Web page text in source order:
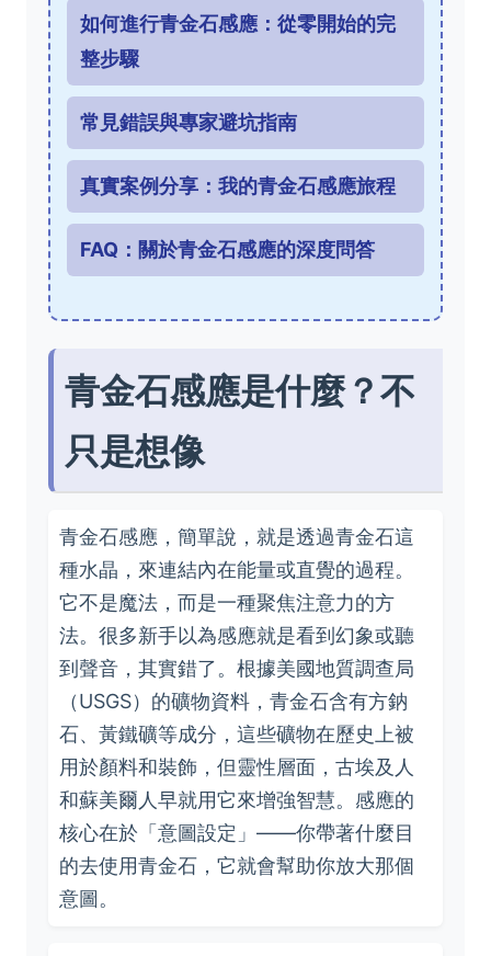
如何進行青金石感應：從零開始的完
整步驟
常見錯誤與專家避坑指南
真實案例分享：我的青金石感應旅程
FAQ：關於青金石感應的深度問答
青金石感應是什麼？不
只是想像
青金石感應，簡單說，就是透過青金石這
種水晶，來連結內在能量或直覺的過程。
它不是魔法，而是一種聚焦注意力的方
法。很多新手以為感應就是看到幻象或聽
到聲音，其實錯了。根據美國地質調查局
（USGS）的礦物資料，青金石含有方鈉
石、黃鐵礦等成分，這些礦物在歷史上被
用於顏料和裝飾，但靈性層面，古埃及人
和蘇美爾人早就用它來增強智慧。感應的
核心在於「意圖設定」——你帶著什麼目
的去使用青金石，它就會幫助你放大那個
意圖。